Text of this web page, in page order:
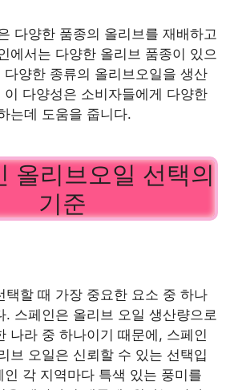
다양한 품종의 올리브를 재배하고
에서는 다양한 올리브 품종이 있으
다양한 종류의 올리브오일을 생산
이 다양성은 소비자들에게 다양한
는데 도움을 줍니다.
올리브오일 선택의
기준
택할 때 가장 중요한 요소 중 하나
. 스페인은 올리브 오일 생산량으로
나라 중 하나이기 때문에, 스페인
브 오일은 신뢰할 수 있는 선택입
인 각 지역마다 특색 있는 풍미를